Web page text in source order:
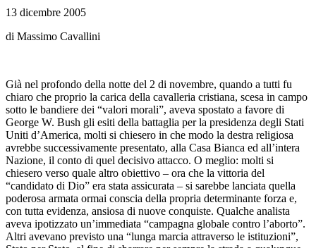
13 dicembre 2005
di Massimo Cavallini
Già nel profondo della notte del 2 di novembre, quando a tutti fu
chiaro che proprio la carica della cavalleria cristiana, scesa in campo
sotto le bandiere dei “valori morali”, aveva spostato a favore di
George W. Bush gli esiti della battaglia per la presidenza degli Stati
Uniti d’America, molti si chiesero in che modo la destra religiosa
avrebbe successivamente presentato, alla Casa Bianca ed all’intera
Nazione, il conto di quel decisivo attacco. O meglio: molti si
chiesero verso quale altro obiettivo – ora che la vittoria del
“candidato di Dio” era stata assicurata – si sarebbe lanciata quella
poderosa armata ormai conscia della propria determinante forza e,
con tutta evidenza, ansiosa di nuove conquiste. Qualche analista
aveva ipotizzato un’immediata “campagna globale contro l’aborto”.
Altri avevano previsto una “lunga marcia attraverso le istituzioni”,